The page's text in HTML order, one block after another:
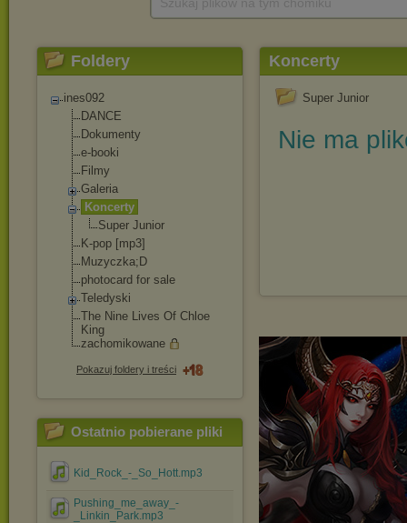
Foldery
ines092
DANCE
Dokumenty
e-booki
Filmy
Galeria
Koncerty
Super Junior
K-pop [mp3]
Muzyczka;D
photocard for sale
Teledyski
The Nine Lives Of Chloe
King
zachomikowane
Pokazuj foldery i treści
Ostatnio pobierane pliki
Kid_Rock_-_So_Hott.mp3
Pushing_me_away_-
_Linkin_Park.mp3
Koncerty
Super Junior
Nie ma